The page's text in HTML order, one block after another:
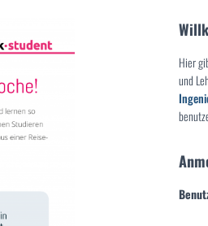
Hier
und